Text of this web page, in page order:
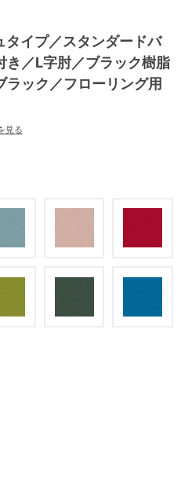
イプ／スタンダードバ
き／L字肘／ブラック樹脂
ラック／フローリング用
見る